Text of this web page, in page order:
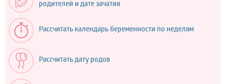
родителей и дате зачатия
Рассчитать календарь беременности по неделям
Рассчитать дату родов